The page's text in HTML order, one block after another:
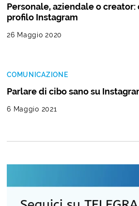
Personale, aziendale o
profilo Instagram
26 Maggio 2020
COMUNICAZIONE
Parlare di cibo sano su
6 Maggio 2021